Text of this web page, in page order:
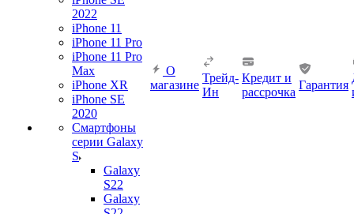
2022
iPhone 11
iPhone 11 Pro
iPhone 11 Pro
Max
iPhone XR
iPhone SE
2020
Смартфоны
серии Galaxy
S
Galaxy
S22
Galaxy
О
магазине
Трейд-
Ин
Кредит и
рассрочка
Гарантия